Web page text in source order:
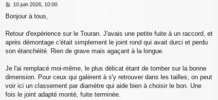
M
s
a
g
10 juin 2026, 10:00
Bonjour à tous,
Retour d'expérience sur le Touran. J'avais une petite fuite à un raccord, et
après démontage c'était simplement le joint rond qui avait durci et perdu
son étanchéité. Rien de grave mais agaçant à la longue.
Je l'ai remplacé moi-même, le plus délicat étant de tomber sur la bonne
dimension. Pour ceux qui galèrent à s'y retrouver dans les tailles, on peut
voir ici un classement par diamètre qui aide bien à choisir le bon. Une
fois le joint adapté monté, fuite terminée.